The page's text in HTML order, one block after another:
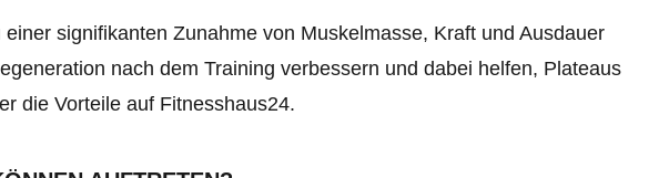
signifikanten Zunahme von Muskelmasse, Kraft und Ausdauer
nach dem Training verbessern und dabei helfen, Plateaus
die Vorteile auf Fitnesshaus24.